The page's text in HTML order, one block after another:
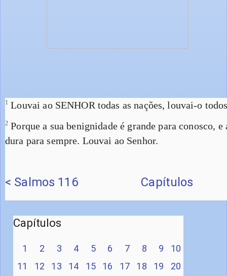
1 Louvai ao SENHOR todas as nações, louvai-o
2 Porque a sua benignidade é grande para conosco, e
dura para sempre. Louvai ao Senhor.
< Salmos 116 Capítulos
Capítulos
1 2 3 4 5 6 7 8 9
10
11
12 13 14 15 16 17 18 19
20